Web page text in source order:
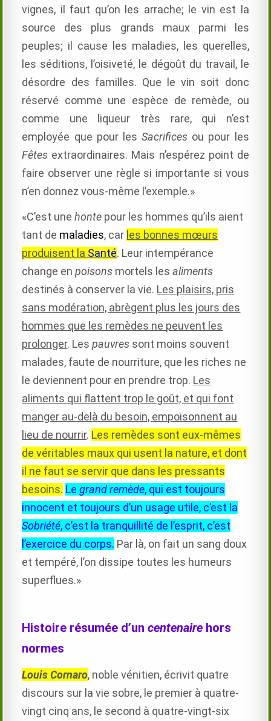
vignes, il faut qu’on les arrache; le vin est la
source des plus grands maux parmi les
peuples; il cause les maladies, les querelles,
les séditions, l’oisiveté, le dégoût du travail, le
désordre des familles. Que le vin soit donc
réservé comme une espèce de remède, ou
comme une liqueur très rare, qui n’est
employée que pour lesSacrifices ou pour les
Fêtes extraordinaires. Mais n’espérez point de
faire observer une règle si importante si vous
n’en donnez vous-même l’exemple.»
«C’est unehonte pour les hommes qu’ils aient
tant de maladies, car les bonnes mœurs
produisent la Santé. Leur intempérance
change enpoisons mortels lesaliments
destinés à conserver la vie. Les plaisirs, pris
sans modération, abrègent plus les jours des
hommes que les remèdes ne peuvent les
prolonger. Lespauvres sont moins souvent
malades, faute de nourriture, que les riches ne
le deviennent pour en prendre trop. Les
aliments qui flattent trop le goût, et qui font
manger au-delà du besoin, empoisonnent au
lieu de nourrir. Les remèdes sont eux-mêmes
de véritables maux qui usent la nature, et dont
il ne faut se servir que dans les pressants
besoins. Legrand remède, qui est toujours
innocent et toujours d’un usage utile, c’est la
Sobriété, c’est la tranquillité de l’esprit, c’est
l’exercice du corps. Par là, on fait un sang doux
et tempéré, l’on dissipe toutes les humeurs
superflues.»
Histoire résumée d’uncentenaire hors
normes
Louis Cornaro, noble vénitien, écrivit quatre
discours sur la vie sobre, le premier à quatre-
vingt cinq ans, le second à quatre-vingt-six